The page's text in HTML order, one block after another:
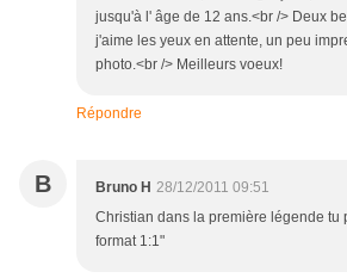
jusqu'à l' âge de 12 ans.<br /> Deux
j'aime les yeux en attente, un peu
photo.<br /> Meilleurs voeux!
Répondre
B Bruno H 28/12/2011 09:51
Christian dans la première légende tu
format 1:1"